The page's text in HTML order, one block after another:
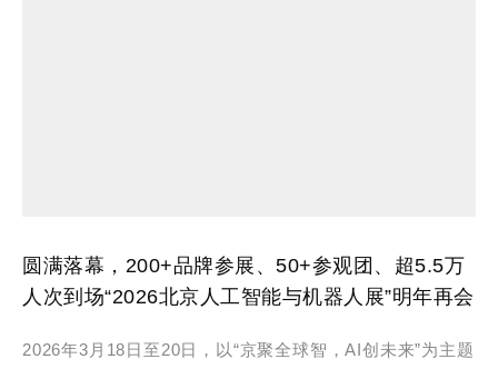
圆满落幕，200+品牌参展、50+参观团、超5.5万
人次到场“2026北京人工智能与机器人展”明年再会
2026年3月18日至20日，以“京聚全球智，AI创未来”为主题